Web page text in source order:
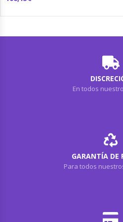
En todos
GARANTÍA DE
Para todos